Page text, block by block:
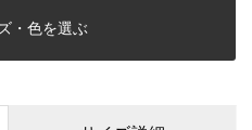
・色を選ぶ